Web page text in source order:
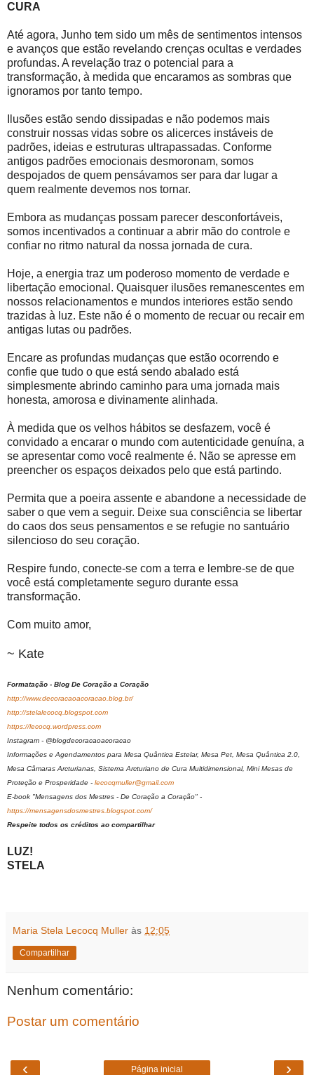
CURA
Até agora, Junho tem sido um mês de sentimentos intensos
e avanços que estão revelando crenças ocultas e verdades
profundas. A revelação traz o potencial para a
transformação, à medida que encaramos as sombras que
ignoramos por tanto tempo.
Ilusões estão sendo dissipadas e não podemos mais
construir nossas vidas sobre os alicerces instáveis ​​de
padrões, ideias e estruturas ultrapassadas. Conforme
antigos padrões emocionais desmoronam, somos
despojados de quem pensávamos ser para dar lugar a
quem realmente devemos nos tornar.
Embora as mudanças possam parecer desconfortáveis,
somos incentivados a continuar a abrir mão do controle e
confiar no ritmo natural da nossa jornada de cura.
Hoje, a energia traz um poderoso momento de verdade e
libertação emocional. Quaisquer ilusões remanescentes em
nossos relacionamentos e mundos interiores estão sendo
trazidas à luz. Este não é o momento de recuar ou recair em
antigas lutas ou padrões.
Encare as profundas mudanças que estão ocorrendo e
confie que tudo o que está sendo abalado está
simplesmente abrindo caminho para uma jornada mais
honesta, amorosa e divinamente alinhada.
À medida que os velhos hábitos se desfazem, você é
convidado a encarar o mundo com autenticidade genuína, a
se apresentar como você realmente é. Não se apresse em
preencher os espaços deixados pelo que está partindo.
Permita que a poeira assente e abandone a necessidade de
saber o que vem a seguir. Deixe sua consciência se libertar
do caos dos seus pensamentos e se refugie no santuário
silencioso do seu coração.
Respire fundo, conecte-se com a terra e lembre-se de que
você está completamente seguro durante essa
transformação.
Com muito amor,
~ Kate
Formatação - Blog De Coração a Coração
http://www.decoracaoacoracao.blog.br/
http://stelalecocq.blogspot.com
https://lecocq.wordpress.com
Instagram - @blogdecoracaoacoracao
Informações e Agendamentos para Mesa Quântica Estelar, Mesa Pet, Mesa Quântica 2.0,
Mesa Câmaras Arcturianas, Sistema Arcturiano de Cura Multidimensional, Mini Mesas de
Proteção e Prosperidade - lecocqmuller@gmail.com
E-book "Mensagens dos Mestres - De Coração a Coração" -
https://mensagensdosmestres.blogspot.com/
Respeite todos os créditos ao compartilhar
LUZ!
STELA
Maria Stela Lecocq Muller às 12:05
Compartilhar
Nenhum comentário:
Postar um comentário
‹ ›
Página inicial